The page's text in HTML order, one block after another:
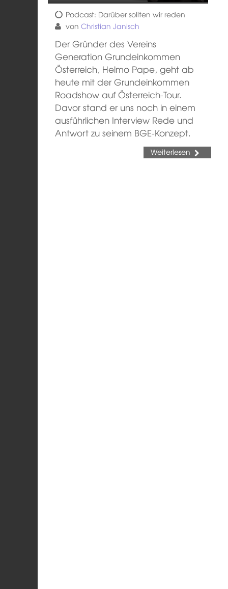
Podcast: Darüber sollten wir reden
vonChristian Janisch
Der Gründer des Vereins
Generation Grundeinkommen
Österreich, Helmo Pape, geht ab
heute mit der Grundeinkommen
Roadshow auf Österreich-Tour.
Davor stand er uns noch in einem
ausführlichen Interview Rede und
Antwort zu seinem BGE-Konzept.
Weiterlesen